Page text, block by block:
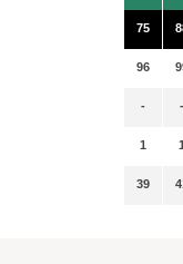
-
1
75
96
-
1
39